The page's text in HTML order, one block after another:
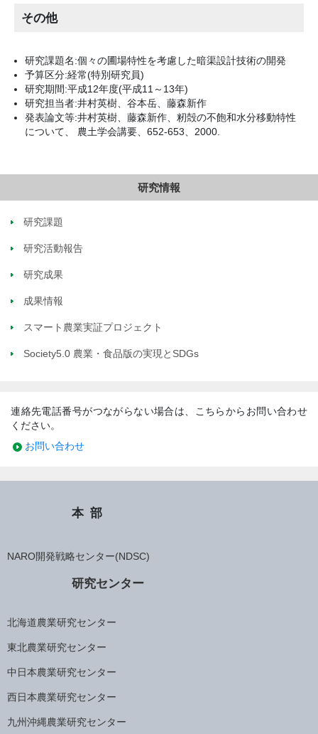
その他
研究課題名:個々の圃場特性を考慮した暗渠設計技術の開発
予算区分:経常(特別研究員)
研究期間:平成12年度(平成11～13年)
研究担当者:井村英樹、谷本岳、藤森新作
発表論文等:井村英樹、藤森新作、籾殻の不飽和水分移動特性
について、 農土学会講要、652-653、2000.
研究情報
研究課題
研究活動報告
研究成果
成果情報
スマート農業実証プロジェクト
Society5.0 農業・食品版の実現とSDGs
連絡先電話番号がつながらない場合は、こちらからお問い合わせ
ください。
お問い合わせ
本部
NARO開発戦略センター(NDSC)
研究センター
北海道農業研究センター
東北農業研究センター
中日本農業研究センター
西日本農業研究センター
九州沖縄農業研究センター